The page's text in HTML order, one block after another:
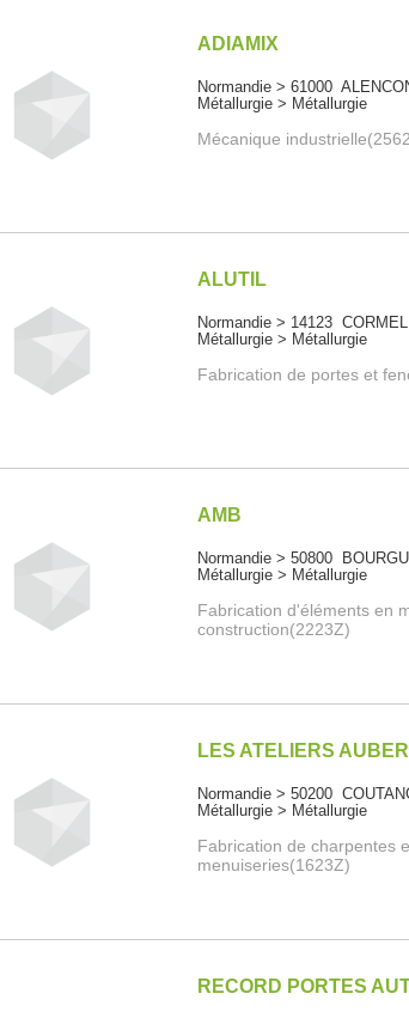
ADIAMIX
Normandie > 61000
Métallurgie > Métallurgie
Mécanique
ALUTIL
Normandie > 14123
Métallurgie > Métallurgie
Fabrication de portes et
AMB
Normandie > 50800
Métallurgie > Métallurgie
Fabrication d'éléments en
construction(2223Z)
LES ATELIERS
Normandie > 50200
Métallurgie > Métallurgie
Fabrication de charpentes
menuiseries(1623Z)
RECORD PORTES